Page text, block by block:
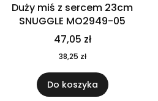
Duży miś z sercem 23cm
SNUGGLE MO2949-05
47,05 zł
38,25 zł
Do koszyka